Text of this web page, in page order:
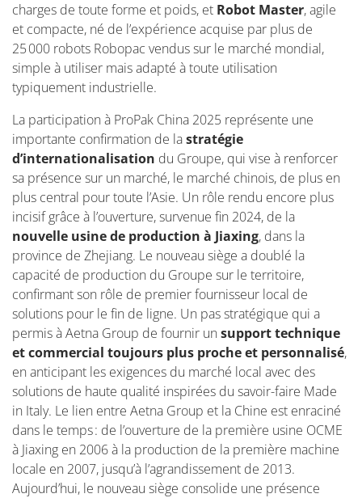
charges de toute forme et poids, et Robot Master, agile
et compacte, né de l’expérience acquise par plus de
25 000 robots Robopac vendus sur le marché mondial,
simple à utiliser mais adapté à toute utilisation
typiquement industrielle.
La participation à ProPak China 2025 représente une
importante confirmation de lastratégie
d’internationalisation du Groupe, qui vise à renforcer
sa présence sur un marché, le marché chinois, de plus en
plus central pour toute l’Asie. Un rôle rendu encore plus
incisif grâce à l’ouverture, survenue fin 2024, de la
nouvelle usine de production à Jiaxing, dans la
province de Zhejiang. Le nouveau siège a doublé la
capacité de production du Groupe sur le territoire,
confirmant son rôle de premier fournisseur local de
solutions pour le fin de ligne. Un pas stratégique qui a
permis à Aetna Group de fournir un support technique
et commercial toujours plus proche et personnalisé,
en anticipant les exigences du marché local avec des
solutions de haute qualité inspirées du savoir-faire Made
in Italy. Le lien entre Aetna Group et la Chine est enraciné
dans le temps : de l’ouverture de la première usine OCME
à Jiaxing en 2006 à la production de la première machine
locale en 2007, jusqu’à l’agrandissement de 2013.
Aujourd’hui, le nouveau siège consolide une présence